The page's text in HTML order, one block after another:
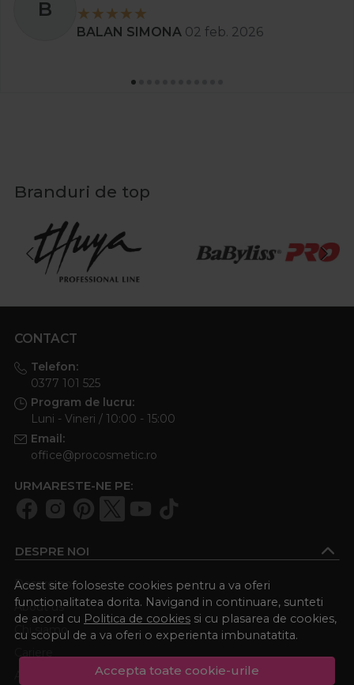
Acest site foloseste cookies pentru a va oferi
functionalitatea dorita. Navigand in continuare, sunteti
de acord cu Politica de cookies si cu plasarea de cookies,
cu scopul de a va oferi o experienta imbunatatita.
Accepta toate cookie-urile
B
BALAN SIMONA 02 feb. 2026
Branduri de top
CONTACT
Telefon:
0377 101 525
Program de lucru:
Luni - Vineri / 10:00 - 15:00
Email:
office@procosmetic.ro
URMARESTE-NE PE:
DESPRE NOI
Despre noi
About us
Chi siamo
Academia Procosmetic